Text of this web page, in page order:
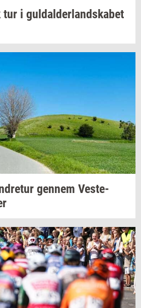
tur i gul­dal­der­land­ska­bet
gen­nem Ve­ste­